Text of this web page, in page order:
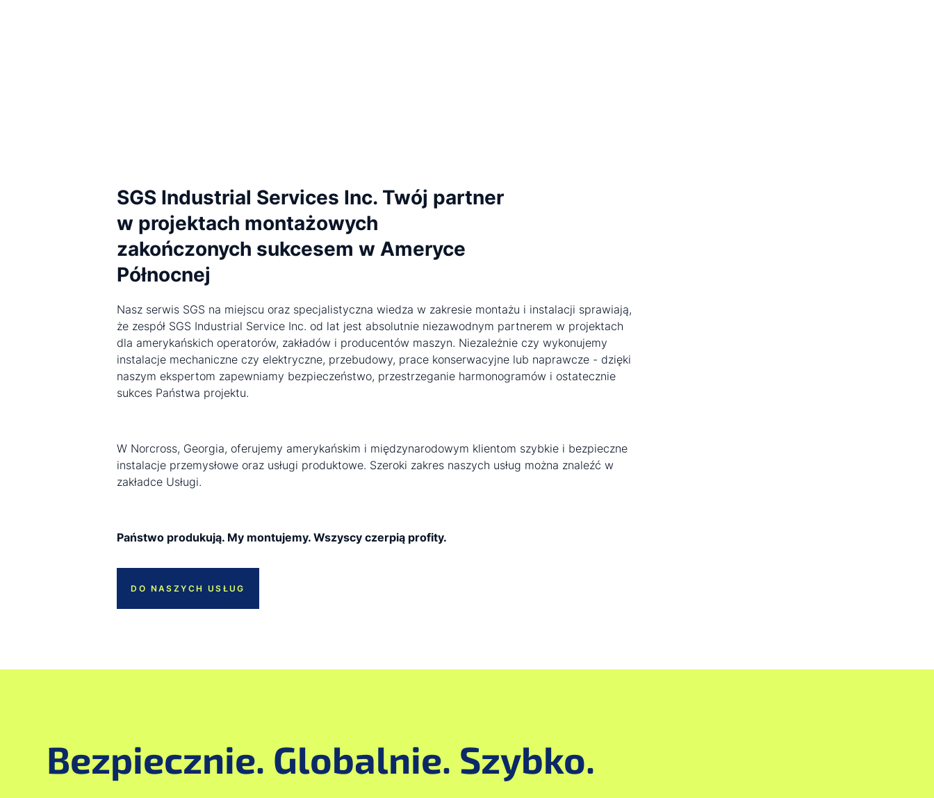
SGS Industrial Services Inc. Twój partner
w projektach montażowych
zakończonych sukcesem w Ameryce
Północnej
Nasz serwis SGS na miejscu oraz specjalistyczna wiedza w zakresie montażu i instalacji sprawiają,
że zespół SGS Industrial Service Inc. od lat jest absolutnie niezawodnym partnerem w projektach
dla amerykańskich operatorów, zakładów i producentów maszyn. Niezależnie czy wykonujemy
instalacje mechaniczne czy elektryczne, przebudowy, prace konserwacyjne lub naprawcze - dzięki
naszym ekspertom zapewniamy bezpieczeństwo, przestrzeganie harmonogramów i ostatecznie
sukces Państwa projektu.
W Norcross, Georgia, oferujemy amerykańskim i międzynarodowym klientom szybkie i bezpieczne
instalacje przemysłowe oraz usługi produktowe. Szeroki zakres naszych usług można znaleźć w
zakładce Usługi.
Państwo produkują. My montujemy. Wszyscy czerpią profity.
DO NASZYCH USŁUG
Bezpiecznie. Globalnie. Szybko.